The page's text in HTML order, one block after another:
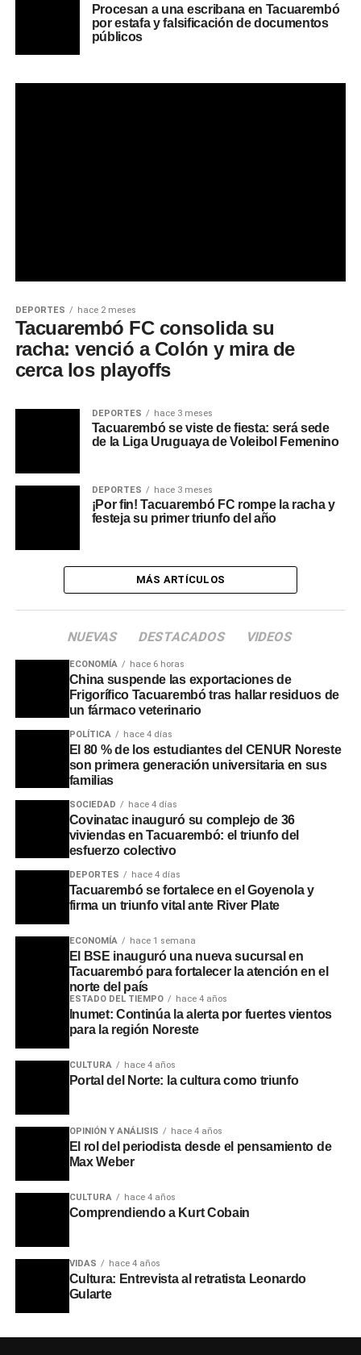
Procesan a una escribana en Tacuarembó
por estafa y falsificación de documentos
públicos
DEPORTES hace 2 meses
Tacuarembó FC consolida su
racha: venció a Colón y mira de
cerca los playoffs
DEPORTES hace 3 meses
Tacuarembó se viste de fiesta: será sede
de la Liga Uruguaya de Voleibol Femenino
DEPORTES hace 3 meses
¡Por fin! Tacuarembó FC rompe la racha y
festeja su primer triunfo del año
MÁS ARTÍCULOS
NUEVAS DESTACADOS VIDEOS
ECONOMÍA hace 6 horas
China suspende las exportaciones de
Frigorífico Tacuarembó tras hallar residuos de
un fármaco veterinario
POLÍTICA hace 4 días
El 80 % de los estudiantes del CENUR Noreste
son primera generación universitaria en sus
familias
SOCIEDAD hace 4 días
Covinatac inauguró su complejo de 36
viviendas en Tacuarembó: el triunfo del
esfuerzo colectivo
DEPORTES hace 4 días
Tacuarembó se fortalece en el Goyenola y
firma un triunfo vital ante River Plate
ECONOMÍA hace 1 semana
El BSE inauguró una nueva sucursal en
Tacuarembó para fortalecer la atención en el
norte del país
ESTADO DEL TIEMPO hace 4 años
Inumet: Continúa la alerta por fuertes vientos
para la región Noreste
CULTURA hace 4 años
Portal del Norte: la cultura como triunfo
OPINIÓN Y ANÁLISIS hace 4 años
El rol del periodista desde el pensamiento de
Max Weber
CULTURA hace 4 años
Comprendiendo a Kurt Cobain
VIDAS hace 4 años
Cultura: Entrevista al retratista Leonardo
Gularte